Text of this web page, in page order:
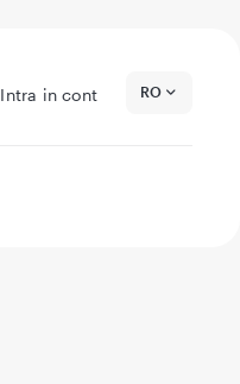
Intra in cont RO